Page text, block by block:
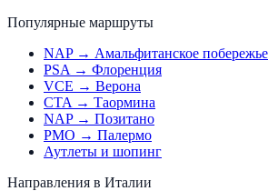
Популярные маршруты
NAP → Амальфитанское побережье
PSA → Флоренция
VCE → Верона
CTA → Таормина
NAP → Позитано
PMO → Палермо
Аутлеты и шопинг
Направления в Италии